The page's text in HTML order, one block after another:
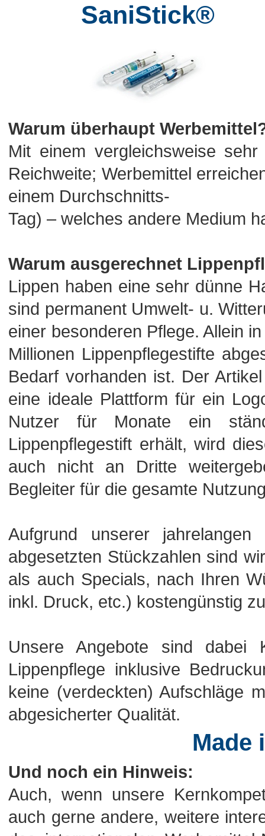
SaniStick®
Warum überhaupt
Mit einem vergleichsweise
Reichweite; Werbemittel
einem Durchschnitts-
Tag) – welches andere Medium
Warum ausgerechnet
Lippen haben eine sehr dünne
sind permanent Umwelt- u.
einer besonderen Pflege. Allein
Millionen Lippenpflegestifte
Bedarf vorhanden ist. Der
eine ideale Plattform für ein
Nutzer für Monate ein
Lippenpflegestift erhält, wird
auch nicht an Dritte
Begleiter für die gesamte
Aufgrund unserer
abgesetzten Stückzahlen sind
als auch Specials, nach Ihren
inkl. Druck, etc.) kostengünstig
Unsere Angebote sind dabei
Lippenpflege inklusive
keine (verdeckten) Aufschläge
abgesicherter Qualität.
Made
Und noch ein Hinweis:
Auch, wenn unsere
auch gerne andere, weitere